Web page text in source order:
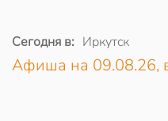
Сегодня в: Иркутск
Афиша на 09.08.26,